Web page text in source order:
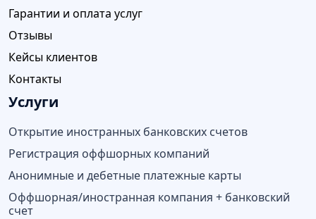
Гарантии и оплата услуг
Отзывы
Кейсы клиентов
Контакты
Услуги
Открытие иностранных банковских счетов
Регистрация оффшорных компаний
Анонимные и дебетные платежные карты
Оффшорная/иностранная компания + банковский
счет